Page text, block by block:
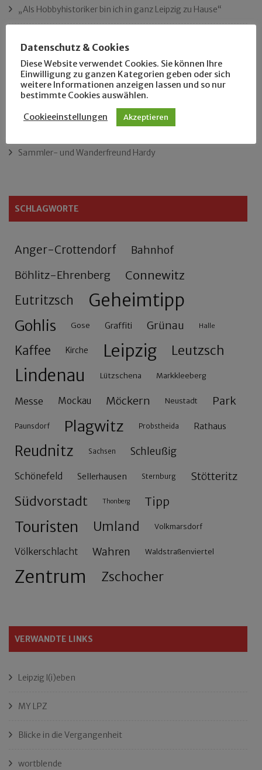
„Als Hobbyhistoriker bin ich in ganz Leipzig zu Hause“
Der Leipziger Schmiedetag von 1904
Rennfahrer in Schönefeld und Zschocher
Zu Fuß durch Anger-Crottendorf
Sammler- und Wanderfreund Hardy
SCHLAGWORTE
Anger-Crottendorf Bahnhof
Böhlitz-Ehrenberg Connewitz
Eutritzsch Geheimtipp
Gohlis Gose Graffiti Grünau Halle
Kaffee Kirche Leipzig Leutzsch
Lindenau Lützschena Markkleeberg
Messe Mockau Möckern Neustadt Park
Paunsdorf Plagwitz Probstheida Rathaus
Reudnitz Sachsen Schleußig
Schönefeld Sellerhausen Sternburg Stötteritz
Südvorstadt Thonberg Tipp
Touristen Umland Volkmarsdorf
Völkerschlacht Wahren Waldstraßenviertel
Zentrum Zschocher
VERWANDTE LINKS
Leipzig l(i)eben
MY LPZ
Blicke in die Vergangenheit
wortblende
Datenschutz & Cookies
Diese Website verwendet Cookies. Sie können Ihre
Einwilligung zu ganzen Kategorien geben oder sich
weitere Informationen anzeigen lassen und so nur
bestimmte Cookies auswählen.
Cookieeinstellungen Akzeptieren